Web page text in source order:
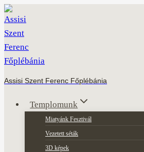
Skip
to
content
Assisi Szent Ferenc Főplébánia
Templomunk
Miatyánk Fesztivál
Vezetett séták
3D képek